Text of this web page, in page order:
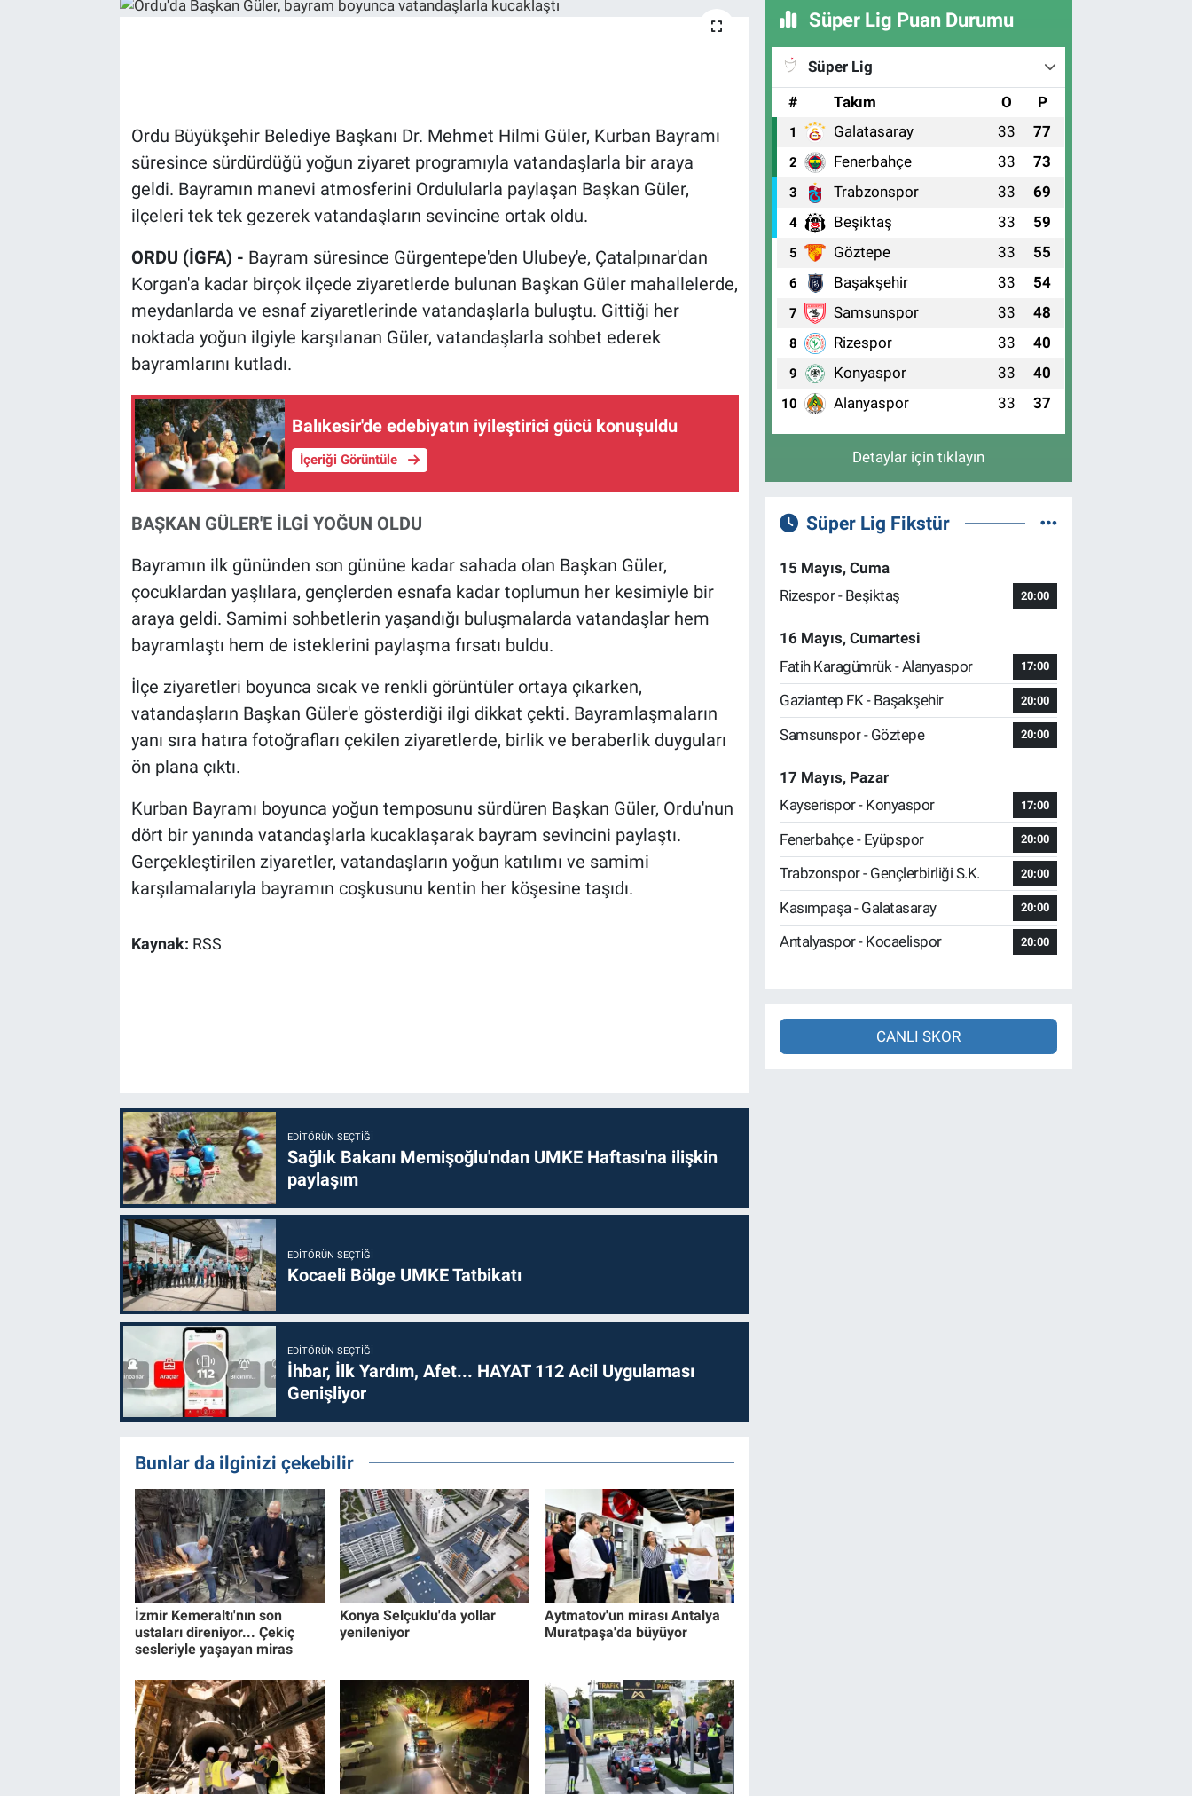
Ordu Büyükşehir Belediye Başkanı Dr. Mehmet Hilmi Güler, Kurban Bayramı
süresince sürdürdüğü yoğun ziyaret programıyla vatandaşlarla bir araya
geldi. Bayramın manevi atmosferini Ordulularla paylaşan Başkan Güler,
ilçeleri tek tek gezerek vatandaşların sevincine ortak oldu.
ORDU (İGFA) - Bayram süresince Gürgentepe'den Ulubey'e, Çatalpınar'dan
Korgan'a kadar birçok ilçede ziyaretlerde bulunan Başkan Güler mahallelerde,
meydanlarda ve esnaf ziyaretlerinde vatandaşlarla buluştu. Gittiği her
noktada yoğun ilgiyle karşılanan Güler, vatandaşlarla sohbet ederek
bayramlarını kutladı.
Balıkesir'de edebiyatın iyileştirici gücü konuşuldu
İçeriği Görüntüle
BAŞKAN GÜLER'E İLGİ YOĞUN OLDU
Bayramın ilk gününden son gününe kadar sahada olan Başkan Güler,
çocuklardan yaşlılara, gençlerden esnafa kadar toplumun her kesimiyle bir
araya geldi. Samimi sohbetlerin yaşandığı buluşmalarda vatandaşlar hem
bayramlaştı hem de isteklerini paylaşma fırsatı buldu.
İlçe ziyaretleri boyunca sıcak ve renkli görüntüler ortaya çıkarken,
vatandaşların Başkan Güler'e gösterdiği ilgi dikkat çekti. Bayramlaşmaların
yanı sıra hatıra fotoğrafları çekilen ziyaretlerde, birlik ve beraberlik duyguları
ön plana çıktı.
Kurban Bayramı boyunca yoğun temposunu sürdüren Başkan Güler, Ordu'nun
dört bir yanında vatandaşlarla kucaklaşarak bayram sevincini paylaştı.
Gerçekleştirilen ziyaretler, vatandaşların yoğun katılımı ve samimi
karşılamalarıyla bayramın coşkusunu kentin her köşesine taşıdı.
Kaynak: RSS
EDITÖRÜN SEÇTIĞI
Sağlık Bakanı Memişoğlu'ndan UMKE Haftası'na ilişkin
paylaşım
EDITÖRÜN SEÇTIĞI
Kocaeli Bölge UMKE Tatbikatı
EDITÖRÜN SEÇTIĞI
İhbar, İlk Yardım, Afet... HAYAT 112 Acil Uygulaması
Genişliyor
Bunlar da ilginizi çekebilir
İzmir Kemeraltı'nın son
ustaları direniyor... Çekiç
sesleriyle yaşayan miras
Konya Selçuklu'da yollar
yenileniyor
Aytmatov'un mirası Antalya
Muratpaşa'da büyüyor
Süper Lig Puan Durumu
Süper Lig
#
Takım O P
1 Galatasaray 33 77
2 Fenerbahçe 33 73
3 Trabzonspor 33 69
4 Beşiktaş 33 59
5 Göztepe 33 55
6 Başakşehir 33 54
7 Samsunspor 33 48
8 Rizespor 33 40
9 Konyaspor 33 40
10 Alanyaspor 33 37
Detaylar için tıklayın
Süper Lig Fikstür
15 Mayıs, Cuma
Rizespor - Beşiktaş
20:00
16 Mayıs, Cumartesi
Fatih Karagümrük - Alanyaspor
17:00
Gaziantep FK - Başakşehir 20:00
Samsunspor - Göztepe 20:00
17 Mayıs, Pazar
Kayserispor - Konyaspor
17:00
Fenerbahçe - Eyüpspor 20:00
Trabzonspor - Gençlerbirliği S.K. 20:00
Kasımpaşa - Galatasaray 20:00
Antalyaspor - Kocaelispor 20:00
CANLI SKOR